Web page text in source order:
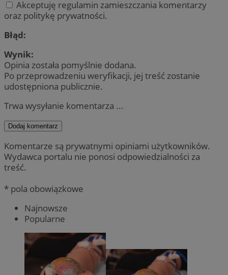
Akceptuję regulamin zamieszczania komentarzy
oraz politykę prywatności.
Błąd:
Wynik:
Opinia została pomyślnie dodana.
Po przeprowadzeniu weryfikacji, jej treść zostanie
udostępniona publicznie.
Trwa wysyłanie komentarza ...
Dodaj komentarz
Komentarze są prywatnymi opiniami użytkowników.
Wydawca portalu nie ponosi odpowiedzialności za
treść.
* pola obowiązkowe
Najnowsze
Popularne